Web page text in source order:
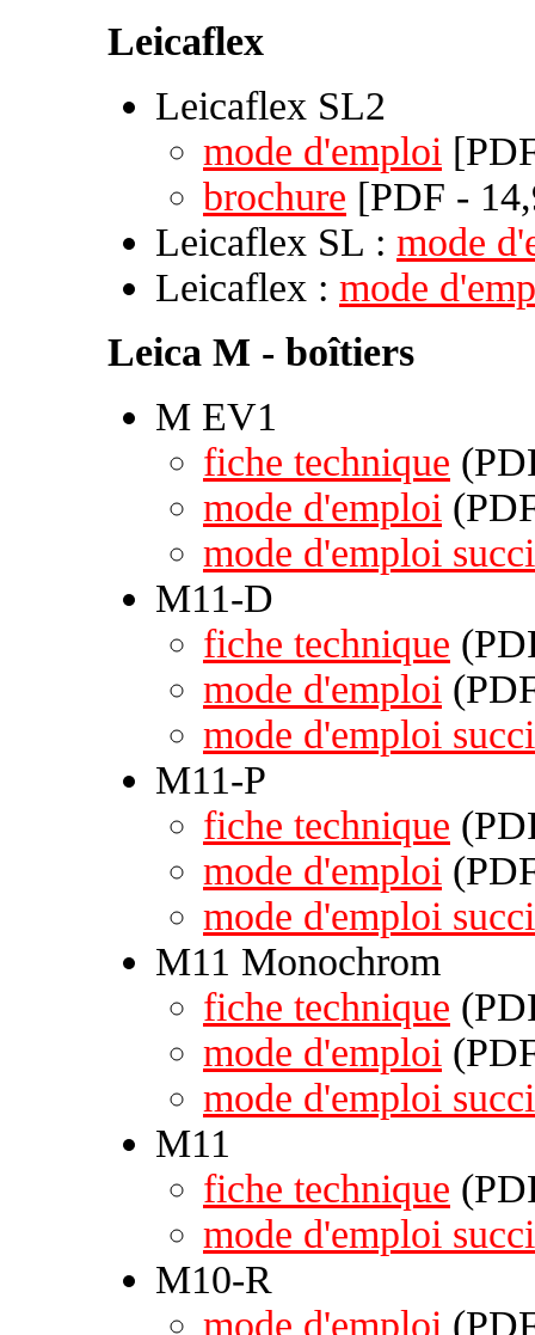
Leicaflex
Leicaflex SL2
mode d'emploi
brochure [PDF -
Leicaflex SL : mode
Leicaflex : mode
Leica M - boîtiers
M EV1
fiche technique
mode d'emploi
mode d'emploi
M11-D
fiche technique
mode d'emploi
mode d'emploi
M11-P
fiche technique
mode d'emploi
mode d'emploi
M11 Monochrom
fiche technique
mode d'emploi
mode d'emploi
M11
fiche technique
mode d'emploi
M10-R
mode d'emploi